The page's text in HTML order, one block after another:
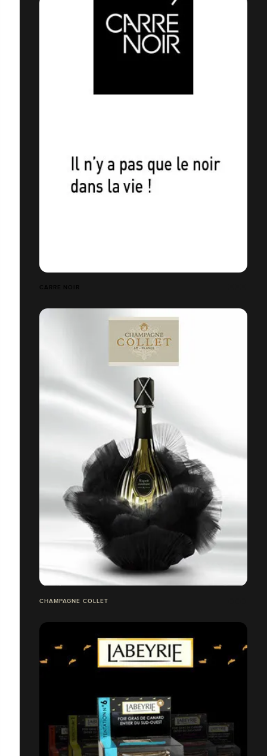
CARRE NOIR
CHAMPAGNE COLLET